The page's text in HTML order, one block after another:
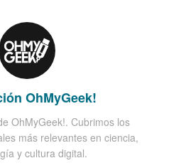
OhMyGeek!
OhMyGeek!. Cubrimos los
más relevantes en ciencia,
y cultura digital.